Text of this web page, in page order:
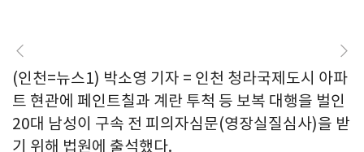
(인천=뉴스1) 박소영 기자 = 인천 청라국제도시 아파
트 현관에 페인트칠과 계란 투척 등 보복 대행을 벌인
20대 남성이 구속 전 피의자심문(영장실질심사)을 받
기 위해 법원에 출석했다.